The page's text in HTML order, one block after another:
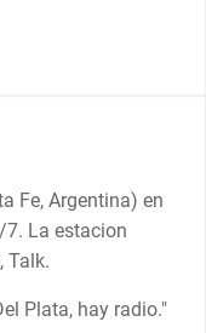
Fe, Argentina) en
La estacion
Talk.
Plata, hay radio."